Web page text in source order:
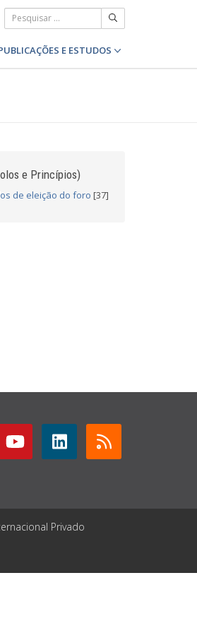
E ESTUDOS
e Princípios)
de eleição do foro [37]
Privado